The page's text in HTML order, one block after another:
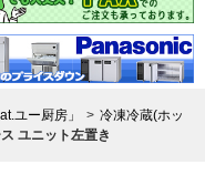
ユー厨房」
冷凍冷蔵(ホッ
ユニット左置き